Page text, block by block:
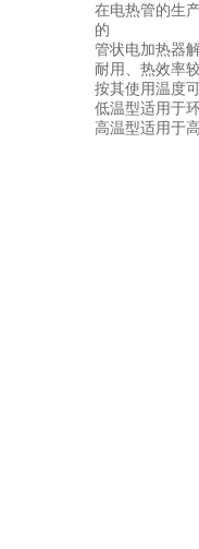
在电热管的生
的
管状电加热器
耐用、热效率
按其使用温度
低温型适用于
高温型适用于